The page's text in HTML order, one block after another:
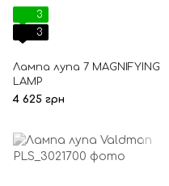
3
3
Лампа лупа 7 MAGNIFYING
LAMP
4 625 грн